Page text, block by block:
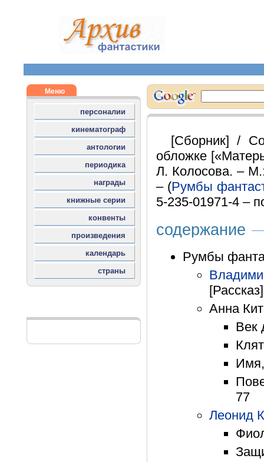
[Сборник] /
обложке
Л. Колосова. –
– (Румбы
5-235-01971-4 –
содержание
Румбы
Анна
Век
Имя,
77
Леонид